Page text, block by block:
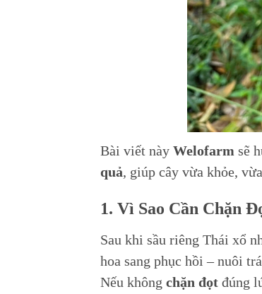
Bài viết này Welofarm sẽ
quả, giúp cây vừa khỏe,
1. Vì Sao Cần Chặn
Sau khi sầu riêng Thái xổ
hoa sang phục hồi – nuôi
Nếu không chặn đọt đúng